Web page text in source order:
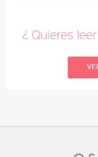
¿ Quieres